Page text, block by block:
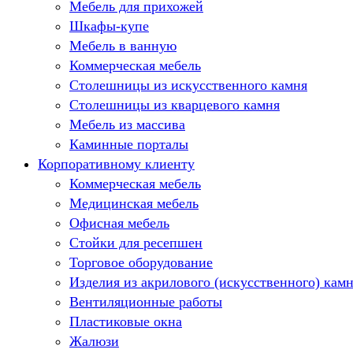
Мебель для прихожей
Шкафы-купе
Мебель в ванную
Коммерческая мебель
Столешницы из искусственного камня
Столешницы из кварцевого камня
Мебель из массива
Каминные порталы
Камины Dimplex
Искусственный камень White Hills
Балконы ПВХ
Пластиковые окна
Жалюзи
Рулонные шторы
Корпоративному клиенту
Коммерческая мебель
Медицинская мебель
Офисная мебель
Стойки для ресепшен
Торговое оборудование
Изделия из акрилового (искусственного)
Вентиляционные работы
Пластиковые окна
Жалюзи